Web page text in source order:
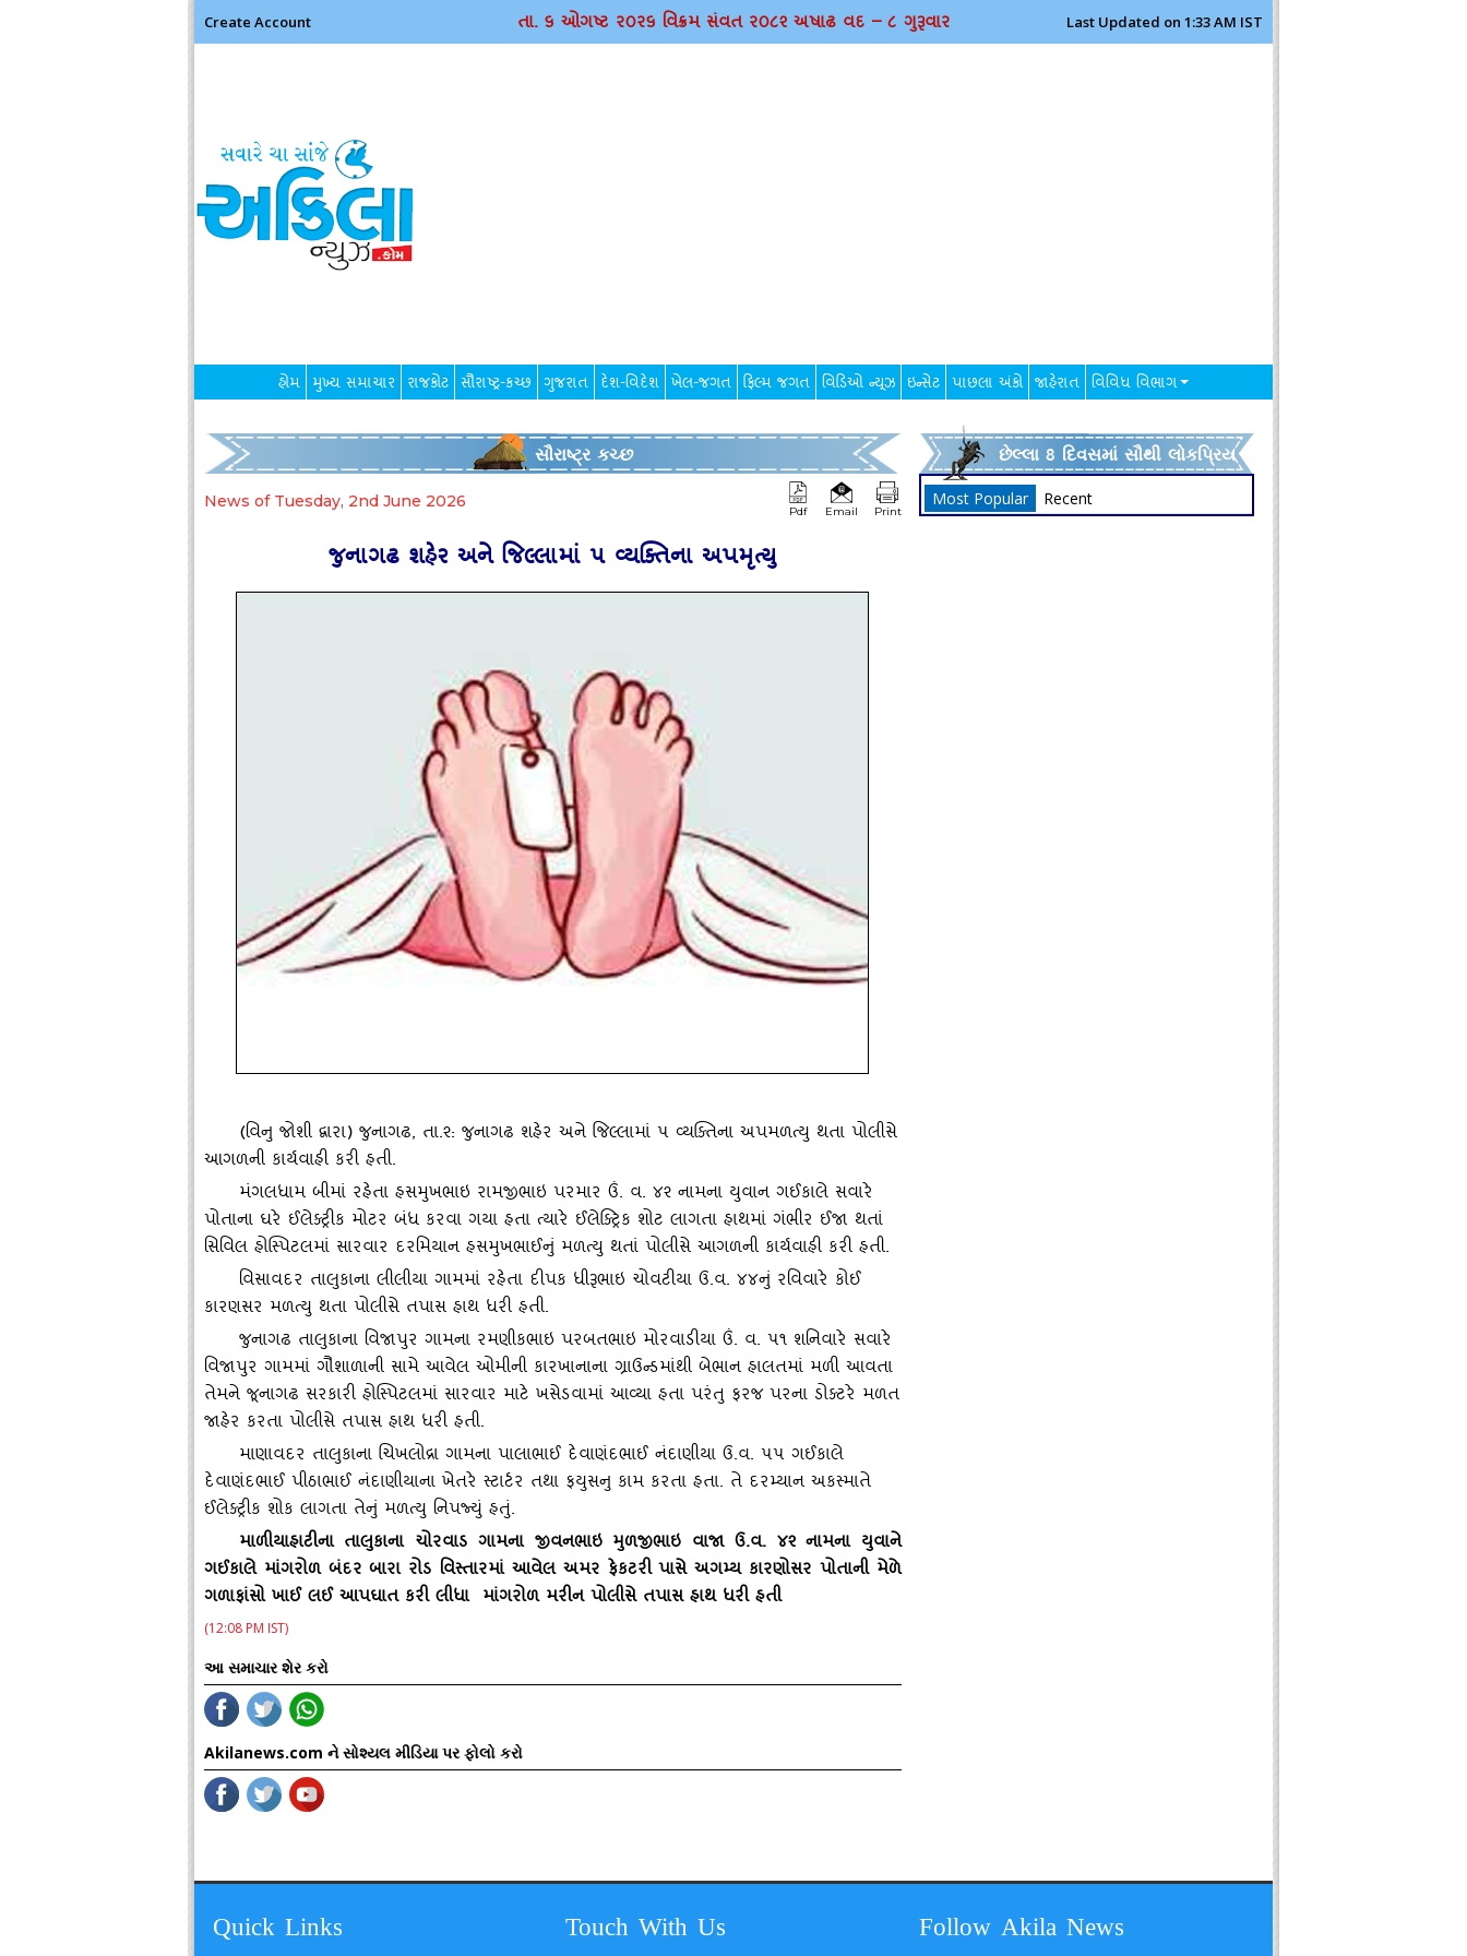
Create Account તા. ૬ ઓગષ્ટ ર૦ર૬ વિક્રમ સંવત ર૦૮૨ અષાઢ વદ – ૮ ગુરૂવાર Last Updated on 1:33 AM IST
હોમ મુખ્ય સમાચાર રાજકોટ સૌરાષ્ટ્ર-કચ્છ ગુજરાત દેશ-વિદેશ ખેલ-જગત ફિલ્મ જગત વિડિઓ ન્યૂઝ ઇન્સેટ પાછલા અંકો જાહેરાત વિવિધ વિભાગ
સૌરાષ્ટ્ર કચ્છ
News of Tuesday, 2nd June 2026
Pdf Email Print
જુનાગઢ શહેર અને જિલ્લામાં ૫ વ્‍યક્‍તિના અપમૃત્‍યુ
(વિનુ જોશી દ્વારા) જુનાગઢ, તા.૨: જુનાગઢ શહેર અને જિલ્લામાં ૫ વ્‍યક્‍તિના અપમળત્‍યુ થતા પોલીસે
આગળની કાર્યવાહી કરી હતી.
મંગલધામ બીમાં રહેતા હસમુખભાઇ રામજીભાઇ પરમાર ઉં. વ. ૪૨ નામના યુવાન ગઈકાલે સવારે
પોતાના ઘરે ઈલેક્‍ટ્રીક મોટર બંધ કરવા ગયા હતા ત્‍યારે ઈલેક્‍ટ્રિક શોટ લાગતા હાથમાં ગંભીર ઈજા થતાં
સિવિલ હોસ્‍પિટલમાં સારવાર દરમિયાન હસમુખભાઈનું મળત્‍યુ થતાં પોલીસે આગળની કાર્યવાહી કરી હતી.
વિસાવદર તાલુકાના લીલીયા ગામમાં રહેતા દીપક ધીરૂભાઇ ચોવટીયા ઉ.વ. ૪૪નું રવિવારે કોઈ
કારણસર મળત્‍યુ થતા પોલીસે તપાસ હાથ ધરી હતી.
જુનાગઢ તાલુકાના વિજાપુર ગામના રમણીકભાઇ પરબતભાઇ મોરવાડીયા ઉં. વ. ૫૧ શનિવારે સવારે
વિજાપુર ગામમાં ગૌશાળાની સામે આવેલ ઓમીની કારખાનાના ગ્રાઉન્‍ડમાંથી બેભાન હાલતમાં મળી આવતા
તેમને જૂનાગઢ સરકારી હોસ્‍પિટલમાં સારવાર માટે ખસેડવામાં આવ્‍યા હતા પરંતુ ફરજ પરના ડોક્‍ટરે મળત
જાહેર કરતા પોલીસે તપાસ હાથ ધરી હતી.
માણાવદર તાલુકાના ચિખલોદ્રા ગામના પાલાભાઈ દેવાણંદભાઈ નંદાણીયા ઉ.વ. ૫૫ ગઈકાલે
દેવાણંદભાઈ પીઠાભાઈ નંદાણીયાના ખેતરે સ્‍ટાર્ટર તથા ફયુસનુ કામ કરતા હતા. તે દરમ્‍યાન અકસ્‍માતે
ઈલેક્‍ટ્રીક શોક લાગતા તેનું મળત્‍યુ નિપજ્‍યું હતું.
માળીયાહાટીના તાલુકાના ચોરવાડ ગામના જીવનભાઇ મુળજીભાઇ વાજા ઉ.વ. ૪૨ નામના યુવાને
ગઈકાલે માંગરોળ બંદર બારા રોડ વિસ્‍તારમાં આવેલ અમર ફેકટરી પાસે અગમ્‍ય કારણોસર પોતાની મેળે
ગળાફાંસો ખાઈ લઈ આપઘાત કરી લીધા માંગરોળ મરીન પોલીસે તપાસ હાથ ધરી હતી
(12:08 PM IST)
આ સમાચાર શેર કરો
Akilanews.com ને સોશ્યલ મીડિયા પર ફોલો કરો
છેલ્લા 8 દિવસમાં સૌથી લોકપ્રિય
Most Popular Recent
Quick Links Touch With Us Follow Akila News